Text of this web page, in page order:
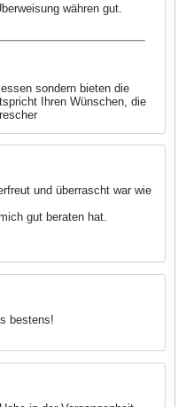
währen gut.
sondern bieten die
Ihren Wünschen, die
und überrascht war wie
gut beraten hat.
bestens!